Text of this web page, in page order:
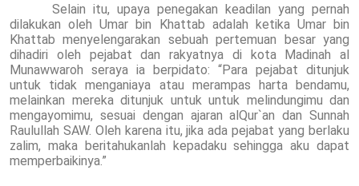
Selain itu, upaya penegakan keadilan yang pernah
dilakukan oleh Umar bin Khattab adalah ketika Umar bin
Khattab menyelengarakan sebuah pertemuan besar yang
dihadiri oleh pejabat dan rakyatnya di kota Madinah al
Munawwaroh seraya ia berpidato: “Para pejabat ditunjuk
untuk tidak menganiaya atau merampas harta bendamu,
melainkan mereka ditunjuk untuk untuk melindungimu dan
mengayomimu, sesuai dengan ajaran alQur`an dan Sunnah
Raulullah SAW. Oleh karena itu, jika ada pejabat yang berlaku
zalim, maka beritahukanlah kepadaku sehingga aku dapat
memperbaikinya.”